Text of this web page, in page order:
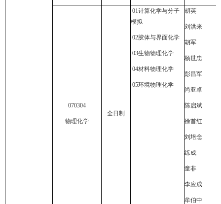
070304
物理化学
全日制
01计算化学与分子
模拟
02胶体与界面化学
03生物物理化学
04材料物理化学
05环境物理化学
胡英
刘洪来
胡军
杨世忠
彭昌军
尚亚卓
陈启斌
徐首红
刘培念
练成
童非
李应成
牟伯中